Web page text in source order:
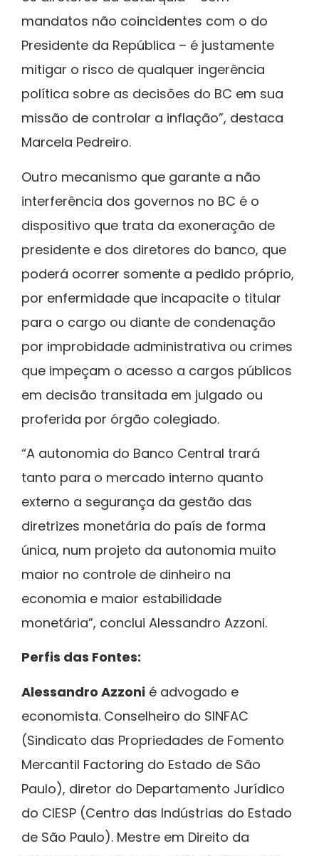
mandatos não coincidentes com o do
Presidente da República – é justamente
mitigar o risco de qualquer ingerência
política sobre as decisões do BC em sua
missão de controlar a inflação”, destaca
Marcela Pedreiro.
Outro mecanismo que garante a não
interferência dos governos no BC é o
dispositivo que trata da exoneração de
presidente e dos diretores do banco, que
poderá ocorrer somente a pedido próprio,
por enfermidade que incapacite o titular
para o cargo ou diante de condenação
por improbidade administrativa ou crimes
que impeçam o acesso a cargos públicos
em decisão transitada em julgado ou
proferida por órgão colegiado.
“A autonomia do Banco Central trará
tanto para o mercado interno quanto
externo a segurança da gestão das
diretrizes monetária do país de forma
única, num projeto da autonomia muito
maior no controle de dinheiro na
economia e maior estabilidade
monetária”, conclui Alessandro Azzoni.
Perfis das Fontes:
Alessandro Azzoni é advogado e
economista. Conselheiro do SINFAC
(Sindicato das Propriedades de Fomento
Mercantil Factoring do Estado de São
Paulo), diretor do Departamento Jurídico
do CIESP (Centro das Indústrias do Estado
de São Paulo). Mestre em Direito da